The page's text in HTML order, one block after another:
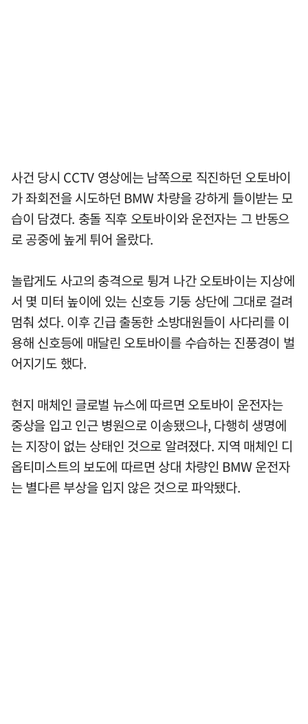
사건 당시 CCTV 영상에는 남쪽으로 직진하던 오토바이
가 좌회전을 시도하던 BMW 차량을 강하게 들이받는 모
습이 담겼다. 충돌 직후 오토바이와 운전자는 그 반동으
로 공중에 높게 튀어 올랐다.
놀랍게도 사고의 충격으로 튕겨 나간 오토바이는 지상에
서 몇 미터 높이에 있는 신호등 기둥 상단에 그대로 걸려
멈춰 섰다. 이후 긴급 출동한 소방대원들이 사다리를 이
용해 신호등에 매달린 오토바이를 수습하는 진풍경이 벌
어지기도 했다.
현지 매체인 글로벌 뉴스에 따르면 오토바이 운전자는
중상을 입고 인근 병원으로 이송됐으나, 다행히 생명에
는 지장이 없는 상태인 것으로 알려졌다. 지역 매체인 디
옵티미스트의 보도에 따르면 상대 차량인 BMW 운전자
는 별다른 부상을 입지 않은 것으로 파악됐다.